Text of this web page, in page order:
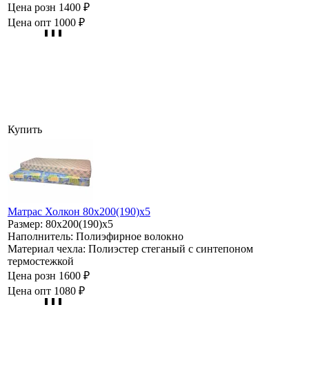
Цена розн 1400 ₽
Цена опт 1000 ₽
Купить
Матрас Холкон 80х200(190)х5
Размер: 80х200(190)х5
Наполнитель: Полиэфирное волокно
Материал чехла: Полиэстер стеганый с синтепоном
термостежкой
Цена розн 1600 ₽
Цена опт 1080 ₽